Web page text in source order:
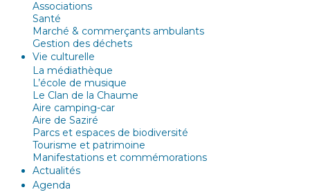
Associations
Santé
Marché & commerçants ambulants
Gestion des déchets
Vie culturelle
La médiathèque
L’école de musique
Le Clan de la Chaume
Aire camping-car
Aire de Saziré
Parcs et espaces de biodiversité
Tourisme et patrimoine
Manifestations et commémorations
Actualités
Agenda